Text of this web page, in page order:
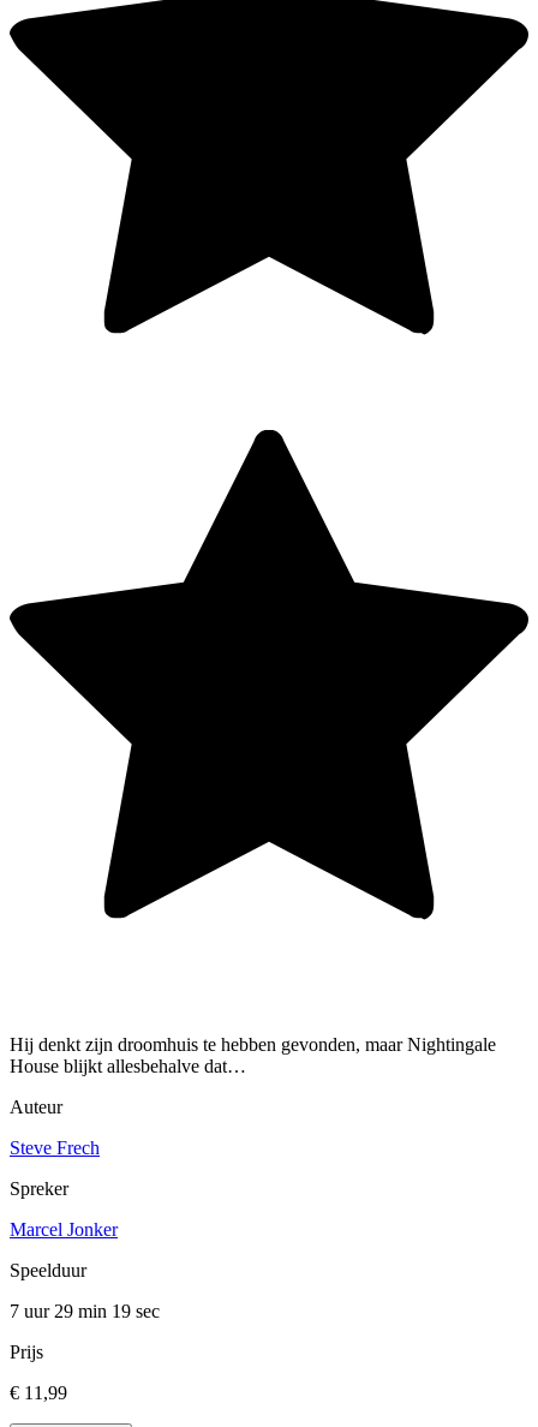
Hij denkt zijn droomhuis te hebben gevonden, maar Nightingale
House blijkt allesbehalve dat…
Auteur
Steve Frech
Spreker
Marcel Jonker
Speelduur
7 uur 29 min 19 sec
Prijs
€ 11,99